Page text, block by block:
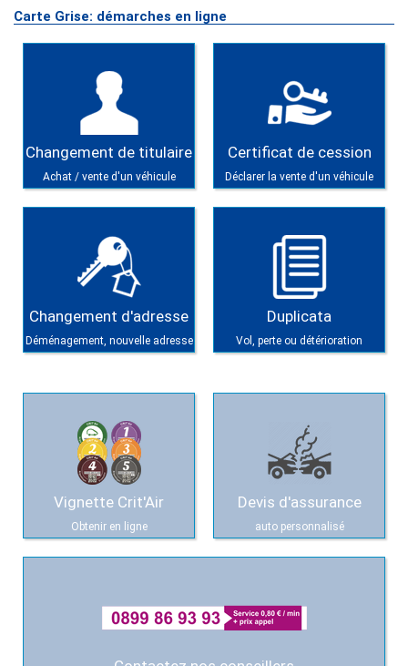
Carte Grise: démarches en ligne
Changement de titulaire
Achat / vente d'un véhicule
Certificat de cession
Déclarer la vente d'un véhicule
Changement d'adresse
Déménagement, nouvelle adresse
Duplicata
Vol, perte ou détérioration
Vignette Crit'Air
Obtenir en ligne
Devis d'assurance
auto personnalisé